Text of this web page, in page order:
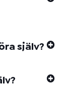
själv?